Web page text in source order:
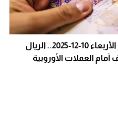
سعر الدولار في عمان اليوم الأربعاء 10-12-2025.. الريال
العملات الأوروبية